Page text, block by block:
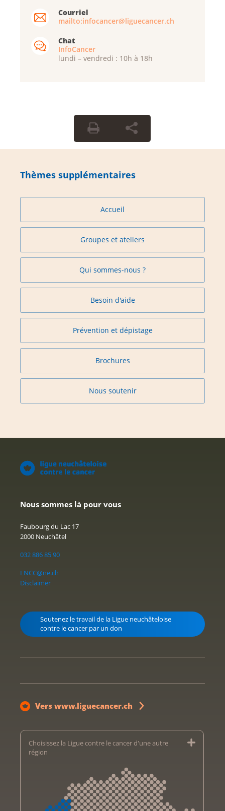
Courriel
mailto:infocancer@liguecancer.ch
Chat
InfoCancer
lundi – vendredi : 10h à 18h
Thèmes supplémentaires
Accueil
Groupes et ateliers
Qui sommes-nous ?
Besoin d'aide
Prévention et dépistage
Brochures
Nous soutenir
Nous sommes là pour vous
Faubourg du Lac 17
2000 Neuchâtel
032 886 85 90
LNCC@ne.ch
Disclaimer
Soutenez le travail de la Ligue neuchâteloise
contre le cancer par un don
Vers www.liguecancer.ch
Choisissez la Ligue contre le cancer d'une autre
région